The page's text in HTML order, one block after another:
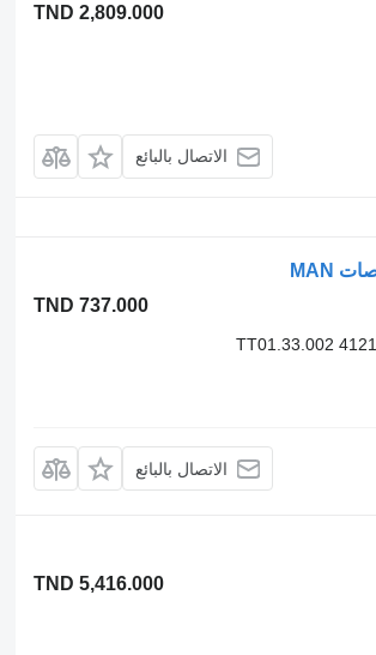
TND 2,809.000
الاتصال بالبائع
TND 737.000
TT01.33.002
الاتصال بالبائع
TND 5,416.000